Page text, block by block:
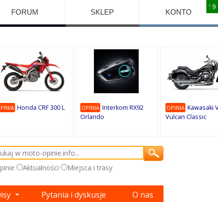
FORUM SKLEP KONTO
10
10
8
7
1
Honda CRF 300 L
9
OPINIA Interkom RX92
Orlando
10
OPINIA Kawasaki
Vulcan Classic
10
9
9
Aktualności Miejsca i trasy
Pytania i dyskusje O nas